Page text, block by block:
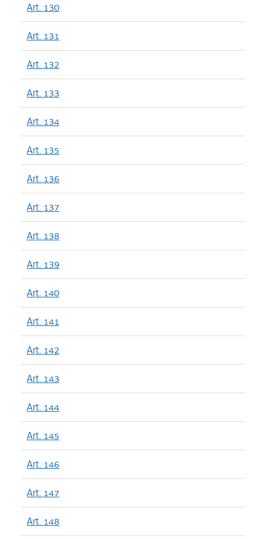
Art. 130
Art. 131
Art. 132
Art. 133
Art. 134
Art. 135
Art. 136
Art. 137
Art. 138
Art. 139
Art. 140
Art. 141
Art. 142
Art. 143
Art. 144
Art. 145
Art. 146
Art. 147
Art. 148